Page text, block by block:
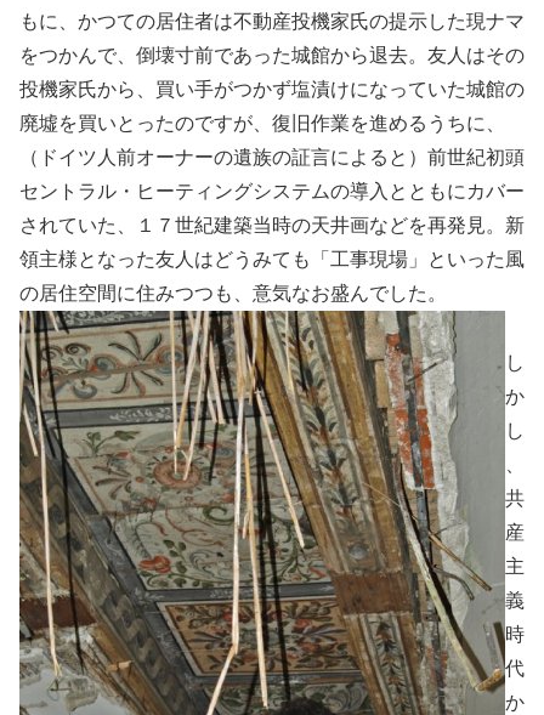
もに、かつての居住者は不動産投機家氏の提示した現ナマ
をつかんで、倒壊寸前であった城館から退去。友人はその
投機家氏から、買い手がつかず塩漬けになっていた城館の
廃墟を買いとったのですが、復旧作業を進めるうちに、
（ドイツ人前オーナーの遺族の証言によると）前世紀初頭
セントラル・ヒーティングシステムの導入とともにカバー
されていた、１７世紀建築当時の天井画などを再発見。新
領主様となった友人はどうみても「工事現場」といった風
の居住空間に住みつつも、意気なお盛んでした。
し
か
し
共
産
主
義
時
代
か